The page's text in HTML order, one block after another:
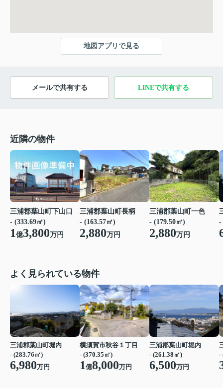
地図アプリで見る
メールで共有する LINEで共有する
近隣の物件
三浦郡葉山町下山口
- (333.69㎡)
1億3,800万円
三浦郡葉山町長柄
- (163.57㎡)
2,880万円
三浦郡葉山町一色
- (179.50㎡)
2,880万円
-
よく見られている物件
三浦郡葉山町堀内
- (283.76㎡)
6,980万円
横須賀市秋谷１丁目
- (370.35㎡)
1億8,000万円
三浦郡葉山町堀内
- (261.38㎡)
6,500万円
-